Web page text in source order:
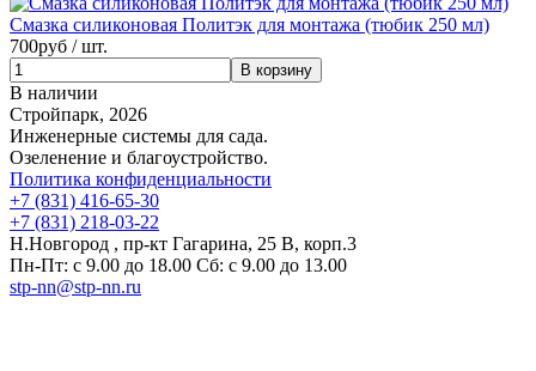
Смазка силиконовая Политэк для монтажа (тюбик 250 мл)
700руб / шт.
В наличии
Стройпарк, 2026
Инженерные системы для сада.
Озеленение и благоустройство.
Политика конфиденциальности
+7 (831) 416-65-30
+7 (831) 218-03-22
Н.Новгород , пр-кт Гагарина, 25 В, корп.3
Пн-Пт: с 9.00 до 18.00 Сб: с 9.00 до 13.00
stp-nn@stp-nn.ru